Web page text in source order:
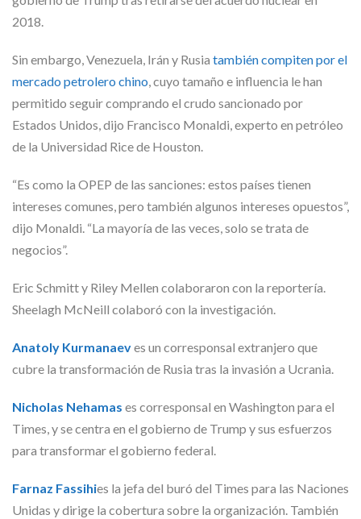
2018.
Sin embargo, Venezuela, Irán y Rusia también compiten por el
mercado petrolero chino, cuyo tamaño e influencia le han
permitido seguir comprando el crudo sancionado por
Estados Unidos, dijo Francisco Monaldi, experto en petróleo
de la Universidad Rice de Houston.
“Es como la OPEP de las sanciones: estos países tienen
intereses comunes, pero también algunos intereses opuestos”,
dijo Monaldi. “La mayoría de las veces, solo se trata de
negocios”.
Eric Schmitt y Riley Mellen colaboraron con la reportería.
Sheelagh McNeill colaboró con la investigación.
Anatoly Kurmanaeves un corresponsal extranjero que
cubre la transformación de Rusia tras la invasión a Ucrania.
Nicholas Nehamas es corresponsal en Washington para el
Times, y se centra en el gobierno de Trump y sus esfuerzos
para transformar el gobierno federal.
Farnaz Fassihies la jefa del buró del Times para las Naciones
Unidas y dirige la cobertura sobre la organización. También